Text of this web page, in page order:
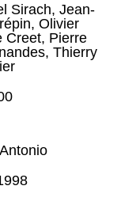
Sirach, Jean-
, Olivier
Creet, Pierre
, Thierry